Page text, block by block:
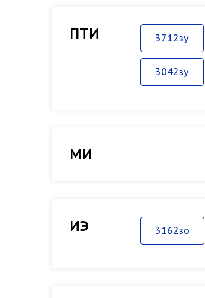
ПТИ 3712зу
3042зу
МИ
ИЭ 3162зо